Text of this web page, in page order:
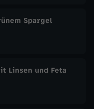
Spargel
Linsen und Feta